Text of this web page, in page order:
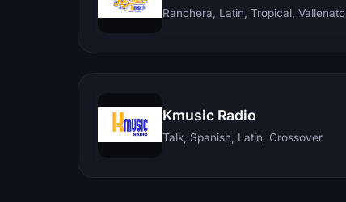
Ranchera, Latin, Tropical, Vallenato
Kmusic Radio
Talk, Spanish, Latin, Crossover